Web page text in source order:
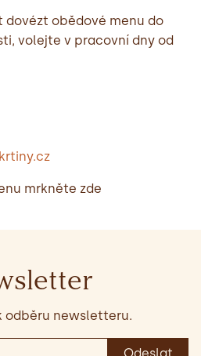
obědové menu do
volejte v pracovní dny od
mrkněte zde
odběru newsletteru.